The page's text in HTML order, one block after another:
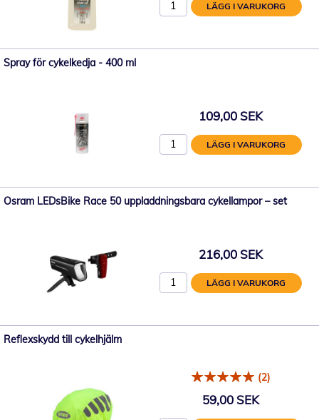
LÄGG I VARUKORG
Spray för cykelkedja - 400 ml
109,00 SEK
LÄGG I VARUKORG
Osram LEDsBike Race 50 uppladdningsbara cykellampor – set
216,00 SEK
LÄGG I VARUKORG
Reflexskydd till cykelhjälm
(2)
59,00 SEK